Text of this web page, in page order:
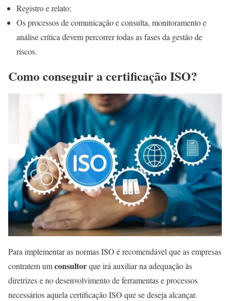
Registro e relato;
Os processos de comunicação e consulta, monitoramento e
análise crítica devem percorrer todas as fases da gestão de
riscos.
Como conseguir a certificação ISO?
Para implementar as normas ISO é recomendável que as empresas
contratem umconsultorque irá auxiliar na adequação às
diretrizes e no desenvolvimento de ferramentas e processos
necessários aquela certificação ISO que se deseja alcançar.